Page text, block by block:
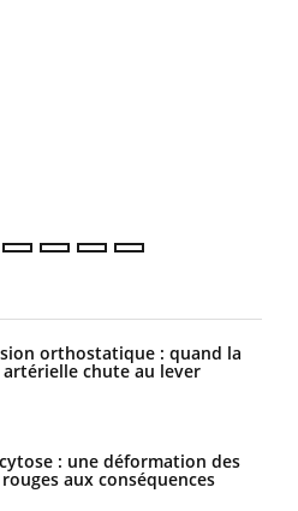
orthostatique : quand la
artérielle chute au lever
: une déformation des
aux conséquences